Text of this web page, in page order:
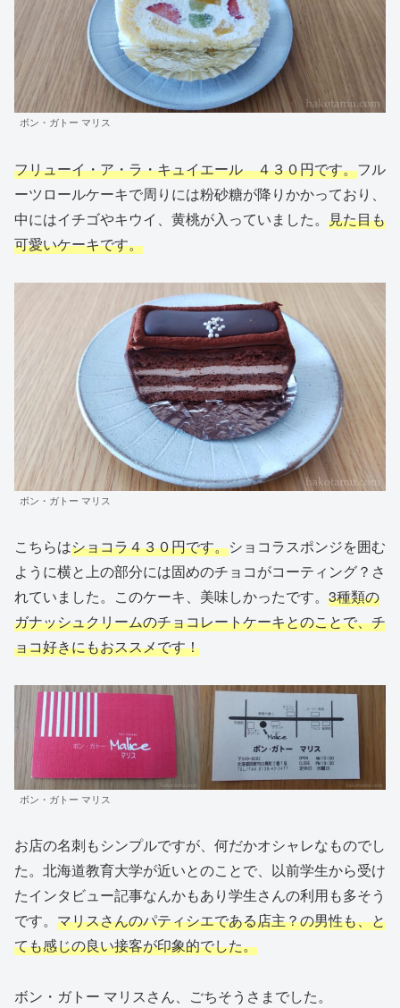
ボン・ガトー マリス
フリューイ・ア・ラ・キュイエール４３０円です。フル
ーツロールケーキで周りには粉砂糖が降りかかっており、
中にはイチゴやキウイ、黄桃が入っていました。 見た目も
可愛いケーキです。
ボン・ガトー マリス
こちらはショコラ４３０円です。ショコラスポンジを囲む
ように横と上の部分には固めのチョコがコーティング？さ
れていました。このケーキ、美味しかったです。 3種類の
ガナッシュクリームのチョコレートケーキとのことで、チ
ョコ好きにもおススメです！
ボン・ガトー マリス
お店の名刺もシンプルですが、何だかオシャレなものでし
た。北海道教育大学が近いとのことで、以前学生から受け
たインタビュー記事なんかもあり学生さんの利用も多そう
です。 マリスさんのパティシエである店主？の男性も、と
ても感じの良い接客が印象的でした。
ボン・ガトー マリスさん、ごちそうさまでした。